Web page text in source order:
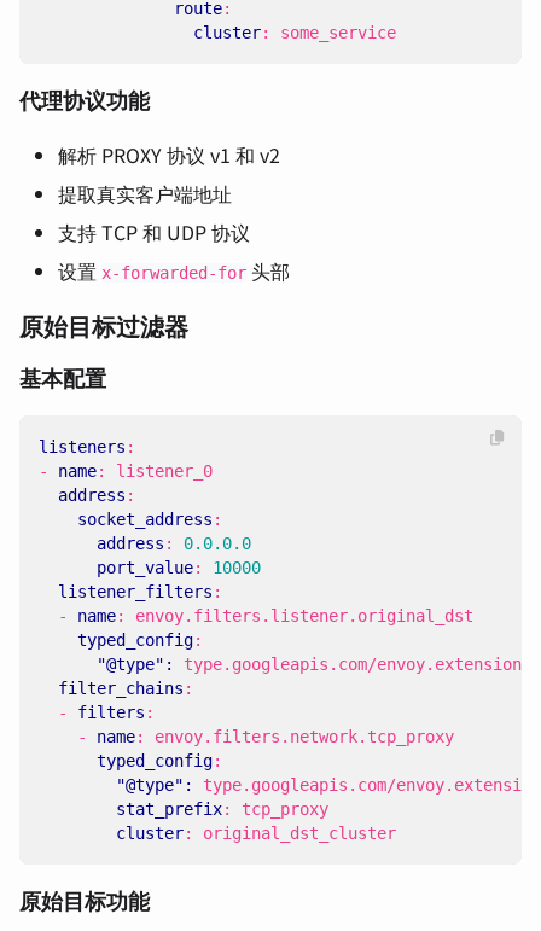
route:
cluster: some_service
代理协议功能
解析 PROXY 协议 v1 和 v2
提取真实客户端地址
支持 TCP 和 UDP 协议
设置 x-forwarded-for 头部
原始目标过滤器
基本配置
listeners :
- name:
listener_0
address :
socket_address :
address :
0.0.0.0
port_value:
10000
listener_filters :
- name:
envoy.filters.listener.original_dst
typed_config:
"@type": type.googleapis.com/
filter_chains :
- filters :
- name:
envoy.filters.network.tcp_proxy
typed_config:
"@type": type.googleapis.com/
stat_prefix:
tcp_proxy
cluster: original_dst_cluster
原始目标功能